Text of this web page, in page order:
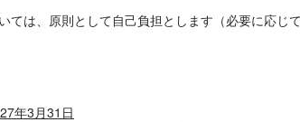
ては、原則として自己負担とします（必要に応じ
年3月31日